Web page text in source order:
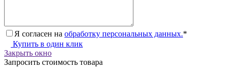
Я согласен на обработку персональных данных.*
Купить в один клик
Закрыть окно
Запросить стоимость товара